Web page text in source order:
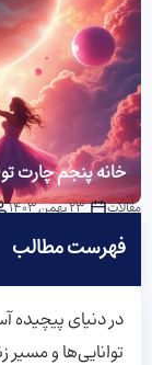
خانه پنجم چارت
مقالات 23 بهمن 1403
فهرست مطالب
در دنیای پیچیده
توانایی‌ها و مسیر